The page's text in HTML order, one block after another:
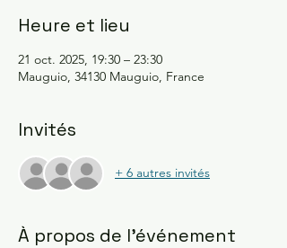
Heure et lieu
21 oct. 2025, 19:30 – 23:30
Mauguio, 34130 Mauguio, France
Invités
+ 6 autres invités
À propos de l'événement